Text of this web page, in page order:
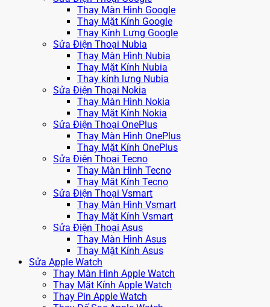
Thay Màn Hình Google
Thay Mặt Kính Google
Thay Kính Lưng Google
Sửa Điện Thoại Nubia
Thay Màn Hình Nubia
Thay Mặt Kính Nubia
Thay kính lưng Nubia
Sửa Điện Thoại Nokia
Thay Màn Hình Nokia
Thay Mặt Kính Nokia
Sửa Điện Thoại OnePlus
Thay Màn Hình OnePlus
Thay Mặt Kính OnePlus
Sửa Điện Thoại Tecno
Thay Màn Hình Tecno
Thay Mặt Kính Tecno
Sửa Điện Thoại Vsmart
Thay Màn Hình Vsmart
Thay Mặt Kính Vsmart
Sửa Điện Thoại Asus
Thay Màn Hình Asus
Thay Mặt Kính Asus
Sửa Apple Watch
Thay Màn Hình Apple Watch
Thay Mặt Kính Apple Watch
Thay Pin Apple Watch